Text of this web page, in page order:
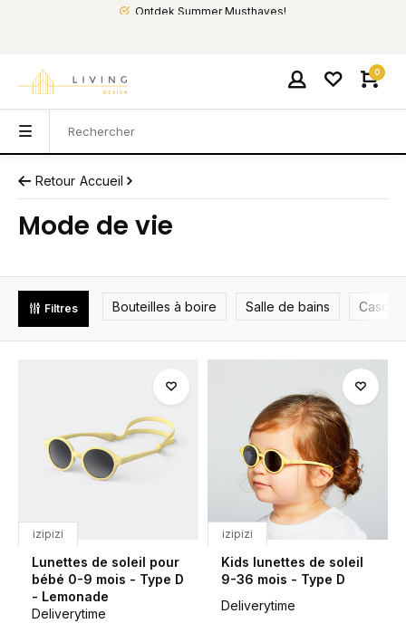
Ontdek Summer Musthaves!
0
Retour Accueil
Mode de vie
Bouteilles à boire Salle de bains
Filtres
izipizi
Lunettes de soleil pour
bébé 0-9 mois - Type D
- Lemonade
Deliverytime
izipizi
Kids lunettes de soleil
9-36 mois - Type D
Deliverytime